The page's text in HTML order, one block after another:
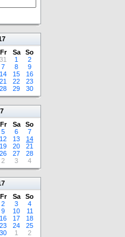
Fr Sa
So
31 1
2
7 8
9
14 15
16
21 22
23
28 29 30
Fr Sa
So
5 6
7
12 13
14
19 20
21
26 27
28
2 3 4
Fr Sa
So
2 3
4
9 10
11
16 17
18
23 24
25
30 1 2